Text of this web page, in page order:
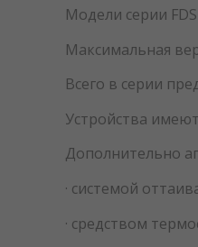
Модели серии
Максимальная
Всего в серии
Устройства
Дополнительно
· системой
· средством